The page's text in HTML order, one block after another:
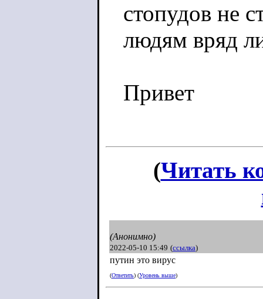
стопудов не
людям вряд
Привет
(Читать
(Анонимно)
2022-05-10 15:49 (ссылка)
путин это вирус
(Ответить) (Уровень выше)